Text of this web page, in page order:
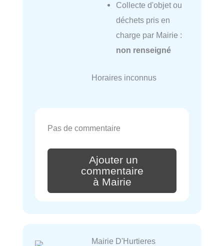
Collecte d'objet ou
déchets pris en
charge par Mairie :
non renseigné
Horaires inconnus
Pas de commentaire
Ajouter un
commentaire
à Mairie
Mairie D'Hurtieres